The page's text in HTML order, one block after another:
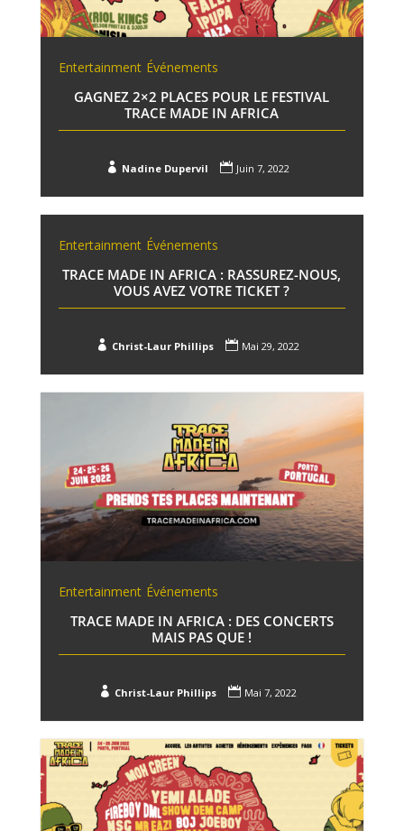
Entertainment Événements
GAGNEZ 2×2 PLACES POUR LE FESTIVAL
TRACE MADE IN AFRICA
 Nadine Dupervil  Juin 7, 2022
Entertainment Événements
TRACE MADE IN AFRICA : RASSUREZ-NOUS,
VOUS AVEZ VOTRE TICKET ?
 Christ-Laur Phillips  Mai 29, 2022
Entertainment Événements
TRACE MADE IN AFRICA : DES CONCERTS
MAIS PAS QUE !
 Christ-Laur Phillips  Mai 7, 2022